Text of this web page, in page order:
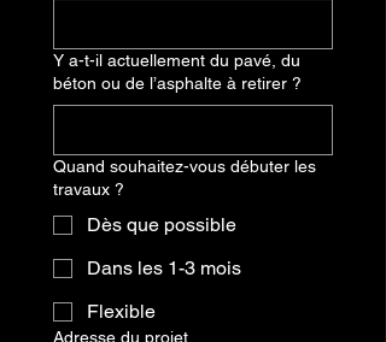
Y a-t-il actuellement du pavé, du
béton ou de l’asphalte à retirer ?
Quand souhaitez-vous débuter les
travaux ?
Dès que possible
Dans les 1-3 mois
Flexible
Adresse du projet